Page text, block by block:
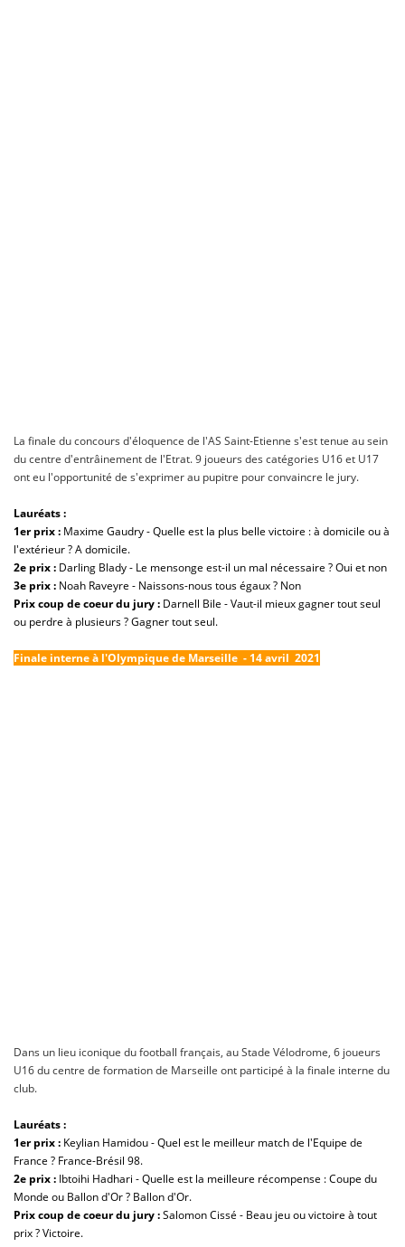
La finale du concours d'éloquence de l'AS Saint-Etienne s'est tenue au sein
du centre d'entrâinement de l'Etrat. 9 joueurs des catégories U16 et U17
ont eu l'opportunité de s'exprimer au pupitre pour convaincre le jury.
Lauréats :
1er prix : Maxime Gaudry - Quelle est la plus belle victoire : à domicile ou à
l'extérieur ? A domicile.
2e prix: Darling Blady - Le mensonge est-il un mal nécessaire ? Oui et non
3e prix : Noah Raveyre - Naissons-nous tous égaux ? Non
Prix coup de coeur du jury : Darnell Bile - Vaut-il mieux gagner tout seul
ou perdre à plusieurs ? Gagner tout seul.
Finale interne à l'Olympique de Marseille - 14 avril 2021
Dans un lieu iconique du football français, au Stade Vélodrome, 6 joueurs
U16 du centre de formation de Marseille ont participé à la finale interne du
club.
Lauréats :
1er prix : Keylian Hamidou - Quel est le meilleur match de l'Equipe de
France ? France-Brésil 98.
2e prix: Ibtoihi Hadhari - Quelle est la meilleure récompense : Coupe du
Monde ou Ballon d'Or ? Ballon d'Or.
Prix coup de coeur du jury :Salomon Cissé - Beau jeu ou victoire à tout
prix ? Victoire.